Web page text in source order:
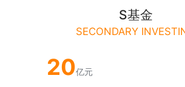
S基金
SECONDARY
20亿元